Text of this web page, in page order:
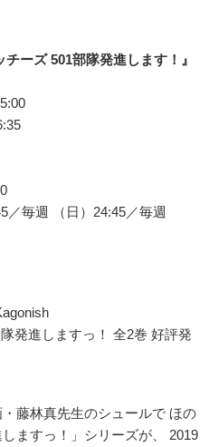
ーズ 501部隊発進します！』
／毎週 （日）24:45／毎週
発進しますっ！ 全2巻 好評発
藤林真先生のシュールで ほの
ますっ！」シリーズが、 2019